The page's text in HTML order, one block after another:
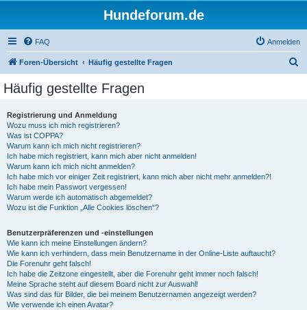
Hundeforum.de
FAQ Anmelden
Foren-Übersicht Häufig gestellte Fragen
Häufig gestellte Fragen
Registrierung und Anmeldung
Wozu muss ich mich registrieren?
Was ist COPPA?
Warum kann ich mich nicht registrieren?
Ich habe mich registriert, kann mich aber nicht anmelden!
Warum kann ich mich nicht anmelden?
Ich habe mich vor einiger Zeit registriert, kann mich aber nicht mehr anmelden?!
Ich habe mein Passwort vergessen!
Warum werde ich automatisch abgemeldet?
Wozu ist die Funktion „Alle Cookies löschen“?
Benutzerpräferenzen und -einstellungen
Wie kann ich meine Einstellungen ändern?
Wie kann ich verhindern, dass mein Benutzername in der Online-Liste auftaucht?
Die Forenuhr geht falsch!
Ich habe die Zeitzone eingestellt, aber die Forenuhr geht immer noch falsch!
Meine Sprache steht auf diesem Board nicht zur Auswahl!
Was sind das für Bilder, die bei meinem Benutzernamen angezeigt werden?
Wie verwende ich einen Avatar?